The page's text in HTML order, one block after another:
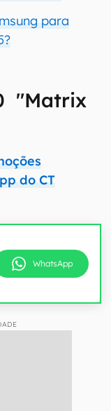
para
"Matrix
do CT
WhatsApp